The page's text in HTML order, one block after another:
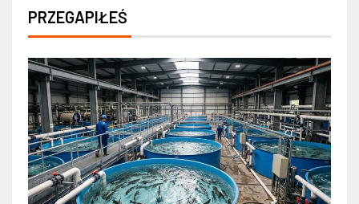
PRZEGAPIŁEŚ